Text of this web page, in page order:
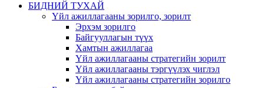
БИДНИЙ ТУХАЙ
Үйл ажиллагааны зорилго, зорилт
Эрхэм зорилго
Байгууллагын түүх
Хамтын ажиллагаа
Үйл ажиллагааны стратегийн зорилт
Үйл ажиллагааны тэргүүлэх чиглэл
Үйл ажиллагааны стратегийн зорилго